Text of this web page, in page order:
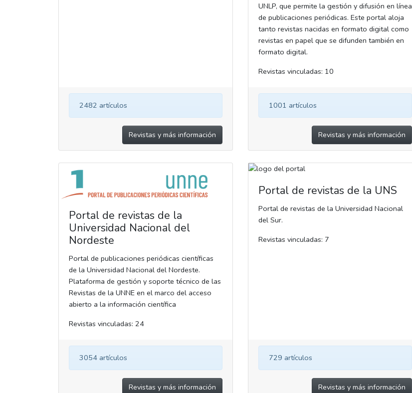
2482 artículos
Revistas y más información
UNLP, que permite la gestión y difusión en línea
de publicaciones periódicas. Este portal aloja
tanto revistas nacidas en formato digital como
revistas en papel que se difunden también en
formato digital.
Revistas vinculadas: 10
1001 artículos
Revistas y más información
Portal de revistas de la
Universidad Nacional del
Nordeste
Portal de publicaciones periódicas científicas
de la Universidad Nacional del Nordeste.
Plataforma de gestión y soporte técnico de las
Revistas de la UNNE en el marco del acceso
abierto a la información científica
Revistas vinculadas: 24
3054 artículos
Revistas y más información
Portal de revistas de la UNS
Portal de revistas de la Universidad Nacional
del Sur.
Revistas vinculadas: 7
729 artículos
Revistas y más información